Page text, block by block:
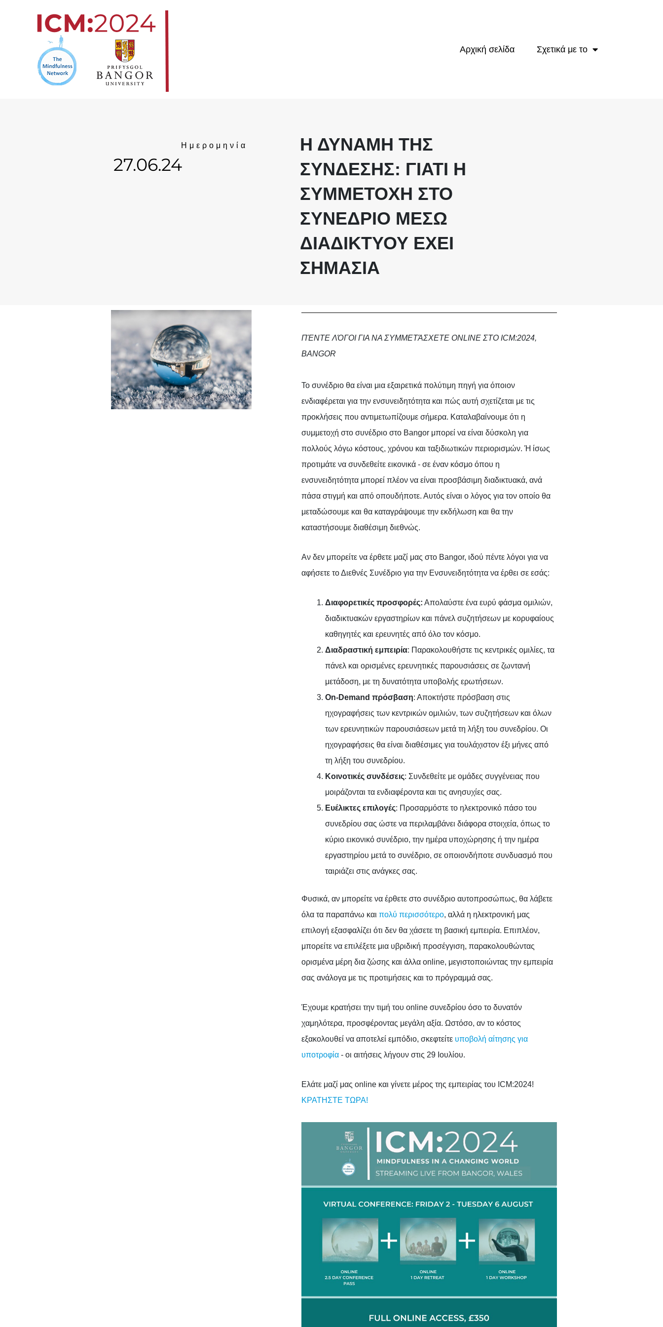
Αρχική σελίδα Σχετικά με το
Ημερομηνία
27.06.24
Η ΔΎΝΑΜΗ ΤΗΣ
ΣΎΝΔΕΣΗΣ: ΓΙΑΤΊ Η
ΣΥΜΜΕΤΟΧΉ ΣΤΟ
ΣΥΝΈΔΡΙΟ ΜΈΣΩ
ΔΙΑΔΙΚΤΎΟΥ ΈΧΕΙ
ΣΗΜΑΣΊΑ
ΠΈΝΤΕ ΛΌΓΟΙ ΓΙΑ ΝΑ ΣΥΜΜΕΤΆΣΧΕΤΕ ONLINE ΣΤΟ ICM:2024,
BANGOR
Το συνέδριο θα είναι μια εξαιρετικά πολύτιμη πηγή για όποιον
ενδιαφέρεται για την ενσυνειδητότητα και πώς αυτή σχετίζεται με τις
προκλήσεις που αντιμετωπίζουμε σήμερα. Καταλαβαίνουμε ότι η
συμμετοχή στο συνέδριο στο Bangor μπορεί να είναι δύσκολη για
πολλούς λόγω κόστους, χρόνου και ταξιδιωτικών περιορισμών. Ή ίσως
προτιμάτε να συνδεθείτε εικονικά - σε έναν κόσμο όπου η
ενσυνειδητότητα μπορεί πλέον να είναι προσβάσιμη διαδικτυακά, ανά
πάσα στιγμή και από οπουδήποτε. Αυτός είναι ο λόγος για τον οποίο θα
μεταδώσουμε και θα καταγράψουμε την εκδήλωση και θα την
καταστήσουμε διαθέσιμη διεθνώς.
Αν δεν μπορείτε να έρθετε μαζί μας στο Bangor, ιδού πέντε λόγοι για να
αφήσετε το Διεθνές Συνέδριο για την Ενσυνειδητότητα να έρθει σε εσάς:
Διαφορετικές προσφορές: Απολαύστε ένα ευρύ φάσμα ομιλιών,
διαδικτυακών εργαστηρίων και πάνελ συζητήσεων με κορυφαίους
καθηγητές και ερευνητές από όλο τον κόσμο.
Διαδραστική εμπειρία: Παρακολουθήστε τις κεντρικές ομιλίες, τα
πάνελ και ορισμένες ερευνητικές παρουσιάσεις σε ζωντανή
μετάδοση, με τη δυνατότητα υποβολής ερωτήσεων.
On-Demand πρόσβαση: Αποκτήστε πρόσβαση στις
ηχογραφήσεις των κεντρικών ομιλιών, των συζητήσεων και όλων
των ερευνητικών παρουσιάσεων μετά τη λήξη του συνεδρίου. Οι
ηχογραφήσεις θα είναι διαθέσιμες για τουλάχιστον έξι μήνες από
τη λήξη του συνεδρίου.
Κοινοτικές συνδέσεις: Συνδεθείτε με ομάδες συγγένειας που
μοιράζονται τα ενδιαφέροντα και τις ανησυχίες σας.
Ευέλικτες επιλογές: Προσαρμόστε το ηλεκτρονικό πάσο του
συνεδρίου σας ώστε να περιλαμβάνει διάφορα στοιχεία, όπως το
κύριο εικονικό συνέδριο, την ημέρα υποχώρησης ή την ημέρα
εργαστηρίου μετά το συνέδριο, σε οποιονδήποτε συνδυασμό που
ταιριάζει στις ανάγκες σας.
Φυσικά, αν μπορείτε να έρθετε στο συνέδριο αυτοπροσώπως, θα λάβετε
όλα τα παραπάνω καιπολύ περισσότερο, αλλά η ηλεκτρονική μας
επιλογή εξασφαλίζει ότι δεν θα χάσετε τη βασική εμπειρία. Επιπλέον,
μπορείτε να επιλέξετε μια υβριδική προσέγγιση, παρακολουθώντας
ορισμένα μέρη δια ζώσης και άλλα online, μεγιστοποιώντας την εμπειρία
σας ανάλογα με τις προτιμήσεις και το πρόγραμμά σας.
Έχουμε κρατήσει την τιμή του online συνεδρίου όσο το δυνατόν
χαμηλότερα, προσφέροντας μεγάλη αξία. Ωστόσο, αν το κόστος
εξακολουθεί να αποτελεί εμπόδιο, σκεφτείτε υποβολή αίτησης για
υποτροφία - οι αιτήσεις λήγουν στις 29 Ιουλίου.
Ελάτε μαζί μας online και γίνετε μέρος της εμπειρίας του ICM:2024!
ΚΡΑΤΗΣΤΕ ΤΩΡΑ!